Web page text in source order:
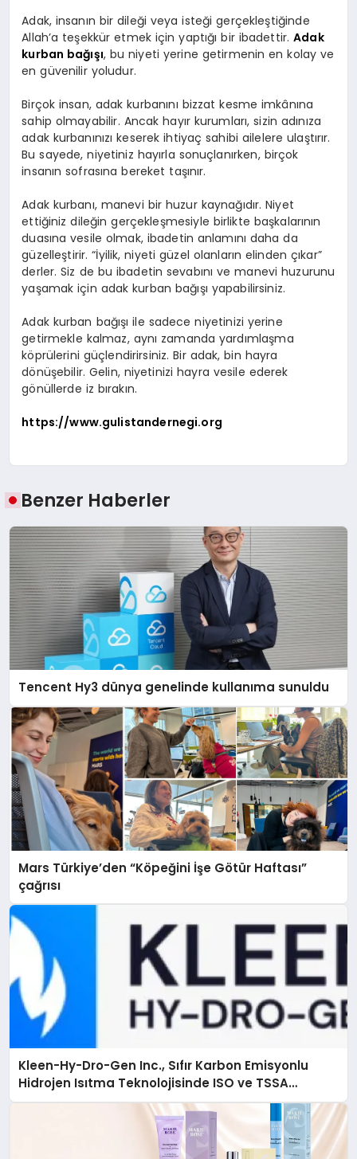
Adak, insanın bir dileği veya isteği gerçekleştiğinde
Allah’a teşekkür etmek için yaptığı bir ibadettir.Adak
kurban bağışı, bu niyeti yerine getirmenin en kolay ve
en güvenilir yoludur.
Birçok insan, adak kurbanını bizzat kesme imkânına
sahip olmayabilir. Ancak hayır kurumları, sizin adınıza
adak kurbanınızı keserek ihtiyaç sahibi ailelere ulaştırır.
Bu sayede, niyetiniz hayırla sonuçlanırken, birçok
insanın sofrasına bereket taşınır.
Adak kurbanı, manevi bir huzur kaynağıdır. Niyet
ettiğiniz dileğin gerçekleşmesiyle birlikte başkalarının
duasına vesile olmak, ibadetin anlamını daha da
güzelleştirir. “İyilik, niyeti güzel olanların elinden çıkar”
derler. Siz de bu ibadetin sevabını ve manevi huzurunu
yaşamak için adak kurban bağışı yapabilirsiniz.
Adak kurban bağışı ile sadece niyetinizi yerine
getirmekle kalmaz, aynı zamanda yardımlaşma
köprülerini güçlendirirsiniz. Bir adak, bin hayra
dönüşebilir. Gelin, niyetinizi hayra vesile ederek
gönüllerde iz bırakın.
https://www.gulistandernegi.org
Benzer Haberler
Tencent Hy3 dünya genelinde kullanıma sunuldu
Mars Türkiye’den “Köpeğini İşe Götür Haftası”
çağrısı
Kleen-Hy-Dro-Gen Inc., Sıfır Karbon Emisyonlu
Hidrojen Isıtma Teknolojisinde ISO ve TSSA
Düzenleyici Onaylarını Aldı